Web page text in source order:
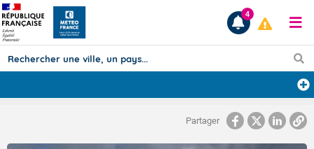
Prévisions
TOUS LES RÉSULTATS
4
Partager